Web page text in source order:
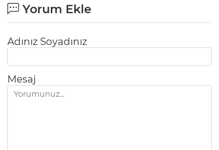
Yorum Ekle
Adınız Soyadınız
Mesaj